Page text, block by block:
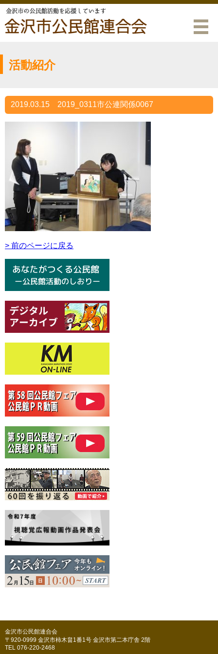
活動紹介
2019.03.15 2019_0311市公連関係0067
> 前のページに戻る
金沢市公民館連合会
〒920-0999 金沢市柿木畠1番1号 金沢市第二本庁舎 2階
TEL 076-220-2468